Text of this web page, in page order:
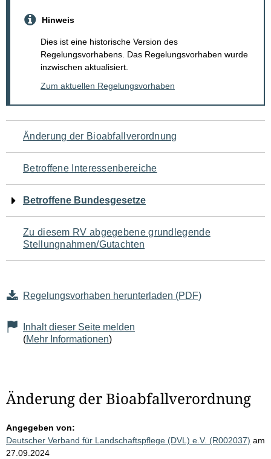
Hinweis
Dies ist eine historische Version des
Regelungsvorhabens. Das Regelungsvorhaben wurde
inzwischen aktualisiert.
Zum aktuellen Regelungsvorhaben
Navigation
für
den
Seiteninhalt
Änderung der Bioabfallverordnung
Betroffene Interessenbereiche
Betroffene Bundesgesetze
Zu diesem RV abgegebene grundlegende
Stellungnahmen/Gutachten
Regelungsvorhaben herunterladen (PDF)
Inhalt dieser Seite melden
(Mehr Informationen)
Änderung der Bioabfallverordnung
Angegeben von:
Deutscher Verband für Landschaftspflege (DVL) e.V. (R002037) am
27.09.2024